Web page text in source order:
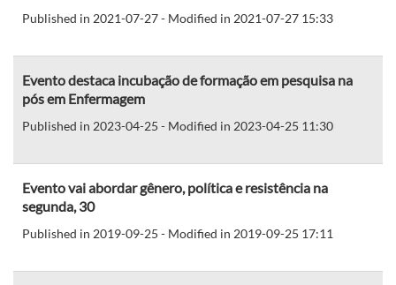
Published in 2021-07-27 - Modified in 2021-07-27 15:33
Evento destaca incubação de formação em pesquisa na
pós em Enfermagem
Published in 2023-04-25 - Modified in 2023-04-25 11:30
Evento vai abordar gênero, política e resistência na
segunda, 30
Published in 2019-09-25 - Modified in 2019-09-25 17:11